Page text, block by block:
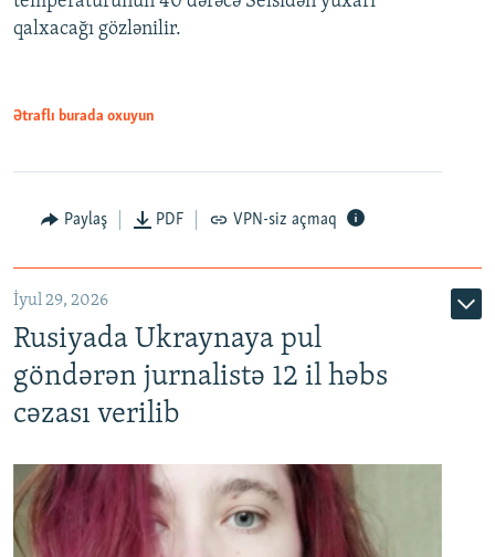
qalxacağı gözlənilir.
Ətraflı burada oxuyun
Paylaş PDF VPN-siz açmaq
İyul 29, 2026
Rusiyada Ukraynaya pul
göndərən jurnalistə 12 il həbs
cəzası verilib